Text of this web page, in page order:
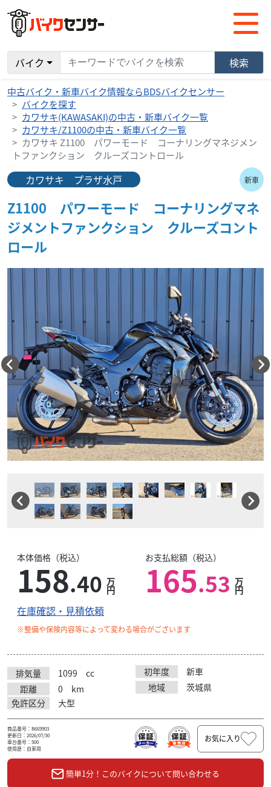
バイク 検索
中古バイク・新車バイク情報ならBDSバイクセンサー
バイクを探す
カワサキ(KAWASAKI)の中古・新車バイク一覧
カワサキ/Z1100の中古・新車バイク一覧
カワサキ Z1100 パワーモード コーナリングマネジメン
トファンクション クルーズコントロール
カワサキ プラザ水戸 新車
Z1100 パワーモード コーナリングマネ
ジメントファンクション クルーズコント
ロール
本体価格（税込）
158.40 万
円
お支払総額（税込）
165.53 万
円
在庫確認・見積依頼
※整備や保険内容等によって変わる場合がございます
排気量 1099 cc 初年度
新車
距離
0 km 地域
茨城県
免許区分
大型
商品番号：B669903
更新日：2026/07/30
車台番号：500
使用歴：自家用
お気に入り
簡単1分！このバイクについて問い合わせる